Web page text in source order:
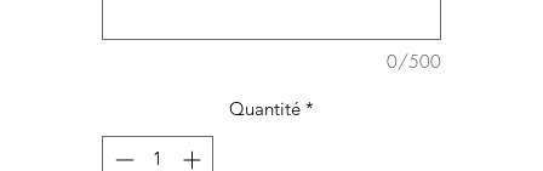
0/500
Quantité *